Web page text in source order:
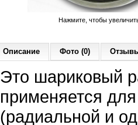
Нажмите, чтобы
Описание Фото (0)
Это шариковый
применяется
(радиальной и